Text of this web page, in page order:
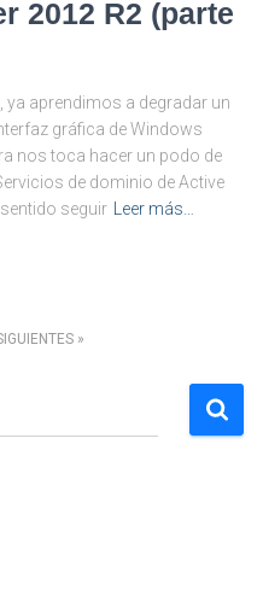
2012 R2 (parte
ya aprendimos a degradar un
gráfica de Windows
nos toca hacer un podo de
de dominio de Active
seguir
Leer más…